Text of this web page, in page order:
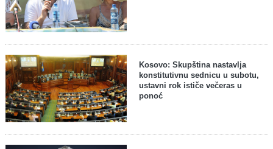
Kosovo: Skupština nastavlja
konstitutivnu sednicu u subotu,
ustavni rok ističe večeras u
ponoć